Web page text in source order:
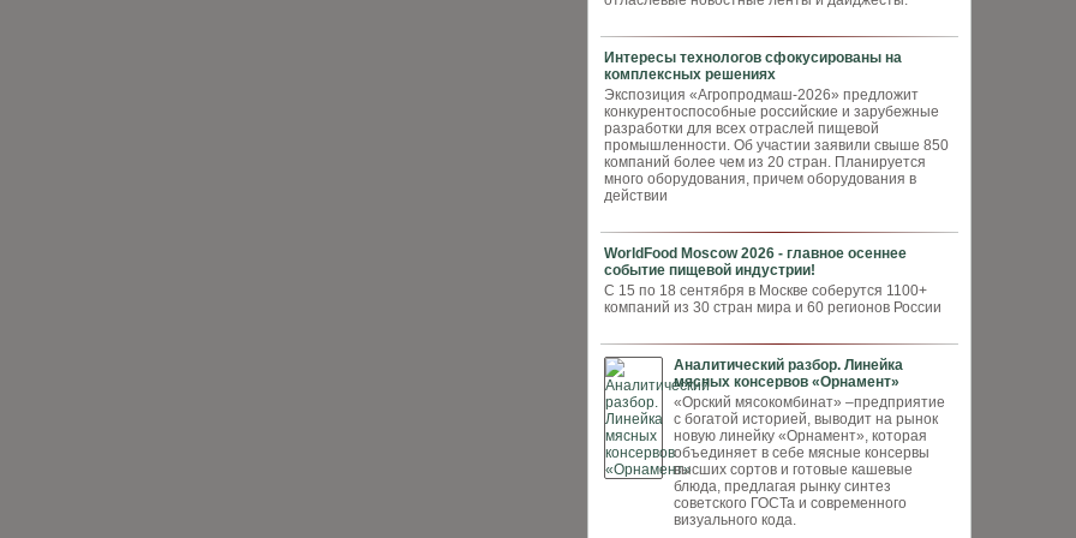
Интересы технологов сфокусированы на
комплексных решениях
Экспозиция «Агропродмаш-2026» предложит
конкурентоспособные российские и зарубежные
разработки для всех отраслей пищевой
промышленности. Об участии заявили свыше 850
компаний более чем из 20 стран. Планируется
много оборудования, причем оборудования в
действии
WorldFood Moscow 2026 - главное осеннее
событие пищевой индустрии!
С 15 по 18 сентября в Москве соберутся 1100+
компаний из 30 стран мира и 60 регионов России
Аналитический разбор. Линейка
мясных консервов «Орнамент»
«Орский мясокомбинат» –предприятие
с богатой историей, выводит на рынок
новую линейку «Орнамент», которая
объединяет в себе мясные консервы
высших сортов и готовые кашевые
блюда, предлагая рынку синтез
советского ГОСТа и современного
визуального кода.